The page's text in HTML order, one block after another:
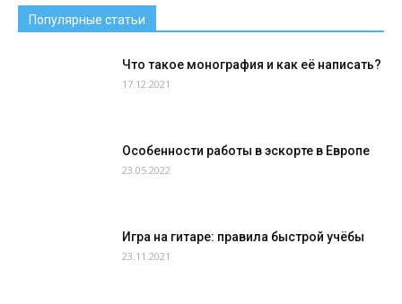
Популярные статьи
Что такое монография и как её написать?
17.12.2021
Особенности работы в эскорте в Европе
23.05.2022
Игра на гитаре: правила быстрой учёбы
23.11.2021